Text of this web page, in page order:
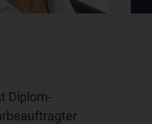
Diplom-